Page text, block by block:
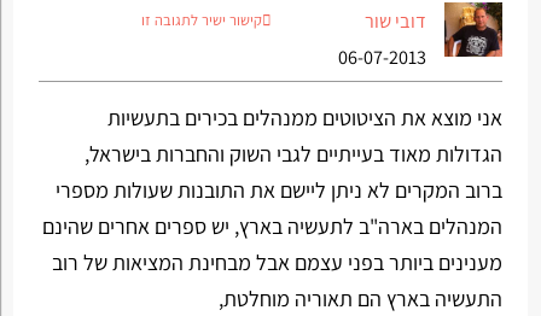
דובי שור
06-07-2013
קישור ישיר לתגובה זו
אני מוצא את הציטוטים ממנהלים בכירים בתעשיות
הגדולות מאוד בעייתיים לגבי השוק והחברות בישראל,
ברוב המקרים לא ניתן ליישם את התובנות שעולות מספרי
המנהלים בארה"ב לתעשיה בארץ, יש ספרים אחרים שהינם
מענינים ביותר בפני עצמם אבל מבחינת המציאות של רוב
התעשיה בארץ הם תאוריה מוחלטת,